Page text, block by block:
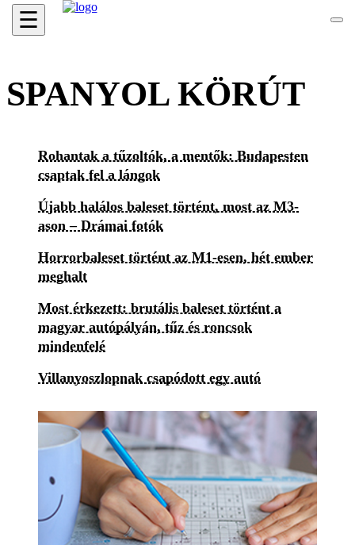
☰
SPANYOL KÖRÚT
Rohantak a tűzoltók, a mentők: Budapesten
csaptak fel a lángok
Újabb halálos baleset történt, most az M3-
ason – Drámai fotók
Horrorbaleset történt az M1-esen, hét ember
meghalt
Most érkezett: brutális baleset történt a
magyar autópályán, tűz és roncsok
mindenfelé
Villanyoszlopnak csapódott egy autó